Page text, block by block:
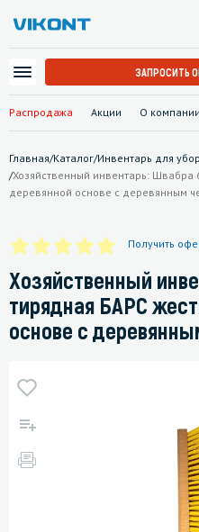
Распродажа Акции О компании
ЗАПРОСИТЬ
Главная/Каталог/Инвентарь для
/Хозяйственный инвентарь: Швабра
деревянной основе с деревянным
Получить
Хозяйственный
тирядная БАРС
основе с